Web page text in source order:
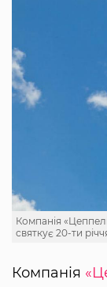
Компанія
святкує 20-ти
Компанія